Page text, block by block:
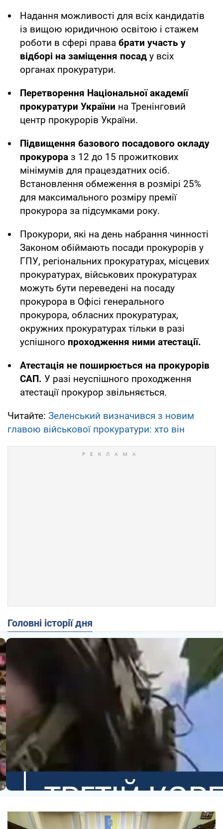
Надання можливості для всіх кандидатів
із вищою юридичною освітою і стажем
роботи в сфері права брати участь у
відборі на заміщення посад у всіх
органах прокуратури.
Перетворення Національної академії
прокуратури України на Тренінговий
центр прокурорів України.
Підвищення базового посадового окладу
прокурора з 12 до 15 прожиткових
мінімумів для працездатних осіб.
Встановлення обмеження в розмірі 25%
для максимального розміру премії
прокурора за підсумками року.
Прокурори, які на день набрання чинності
Законом обіймають посади прокурорів у
ГПУ, регіональних прокуратурах, місцевих
прокуратурах, військових прокуратурах
можуть бути переведені на посаду
прокурора в Офісі генерального
прокурора, обласних прокуратурах,
окружних прокуратурах тільки в разі
успішного проходження ними атестації.
Атестація не поширюється на прокурорів
САП. У разі неуспішного проходження
атестації прокурор звільняється.
Читайте: Зеленський визначився з новим
главою військової прокуратури: хто він
Головні історії дня